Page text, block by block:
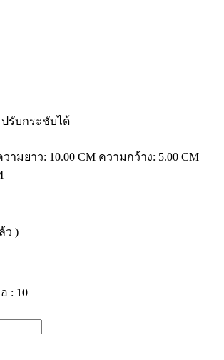
รับกระชับได้
วามยาว: 10.00 CM ความกว้าง: 5.00 CM
ว )
: 10